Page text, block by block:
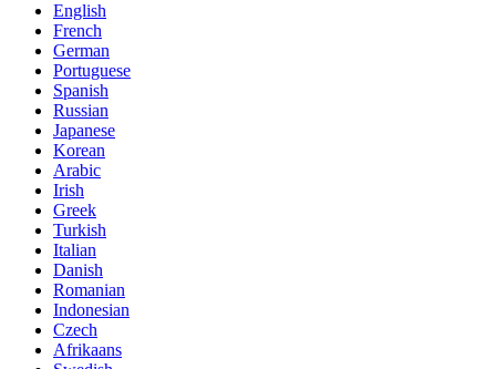
English
French
German
Portuguese
Spanish
Russian
Japanese
Korean
Arabic
Irish
Greek
Turkish
Italian
Danish
Romanian
Indonesian
Czech
Afrikaans